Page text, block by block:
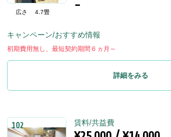
広さ 4.7畳 -
キャンペーン/おすすめ情報
初期費用無し、最短契約期間６ヵ月～
詳細をみる
102 賃料/共益費